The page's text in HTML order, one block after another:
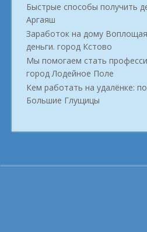
Быстрые способы получить
Аргаяш
Заработок на дому
деньги. город Кстово
Мы помогаем стать
город Лодейное Поле
Кем работать на удалёнке:
Большие Глущицы